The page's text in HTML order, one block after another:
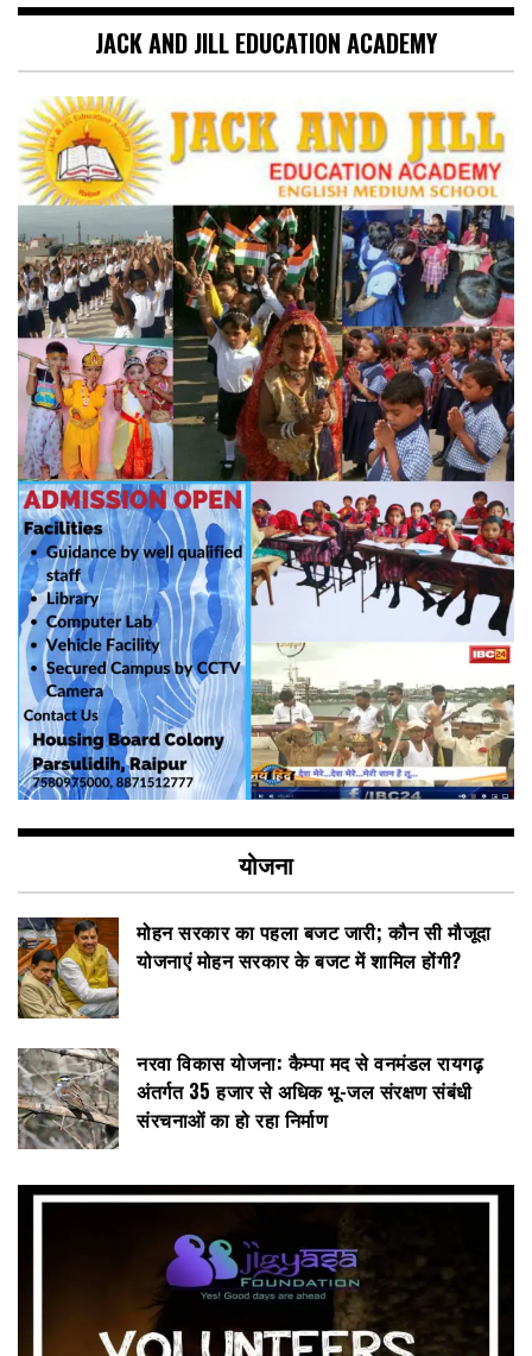
JACK AND JILL EDUCATION ACADEMY
योजना
मोहन सरकार का पहला बजट जारी; कौन सी मौजूदा
योजनाएं मोहन सरकार के बजट में शामिल होंगी?
नरवा विकास योजना: कैम्पा मद से वनमंडल रायगढ़
अंतर्गत 35 हजार से अधिक भू-जल संरक्षण संबंधी
संरचनाओं का हो रहा निर्माण